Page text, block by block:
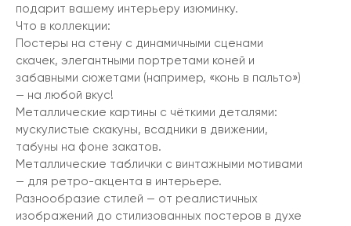
подарит вашему интерьеру изюминку.
Что в коллекции:
Постеры на стену с динамичными сценами
скачек, элегантными портретами коней и
забавными сюжетами (например, «конь в пальто»)
— на любой вкус!
Металлические картины с чёткими деталями:
мускулистые скакуны, всадники в движении,
табуны на фоне закатов.
Металлические таблички с винтажными мотивами
— для ретро-акцента в интерьере.
Разнообразие стилей — от реалистичных
изображений до стилизованных постеров в духе